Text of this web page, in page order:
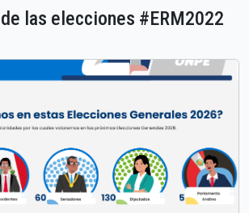
las elecciones #ERM2022